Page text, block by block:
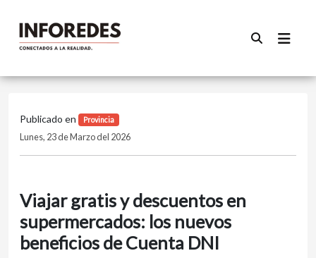
Publicado en Provincia
Lunes, 23 de Marzo del 2026
Viajar gratis y descuentos en
supermercados: los nuevos
beneficios de Cuenta DNI